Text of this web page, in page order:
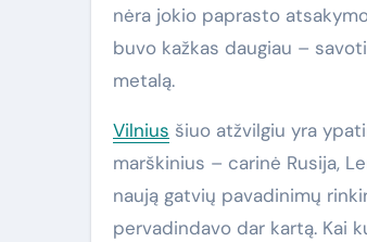
nėra jokio paprasto
buvo kažkas daugiau –
metalą.
Vilnius šiuo atžvilgiu yra
marškinius – carinė Rusija,
naują gatvių pavadinimų
pervadindavo dar kartą. Kai